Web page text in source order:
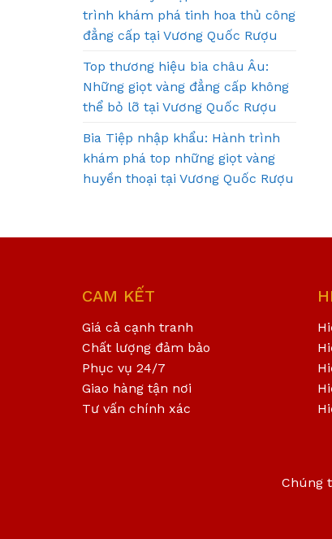
trình khám phá tinh hoa thủ công
đẳng cấp tại Vương Quốc Rượu
Top thương hiệu bia châu Âu:
Những giọt vàng đẳng cấp không
thể bỏ lỡ tại Vương Quốc Rượu
Bia Tiệp nhập khẩu: Hành trình
khám phá top những giọt vàng
huyền thoại tại Vương Quốc Rượu
CAM KẾT
Giá cả cạnh tranh
Chất lượng đảm bảo
Phục vụ 24/7
Giao hàng tận nơi
Tư vấn chính xác
Chúng